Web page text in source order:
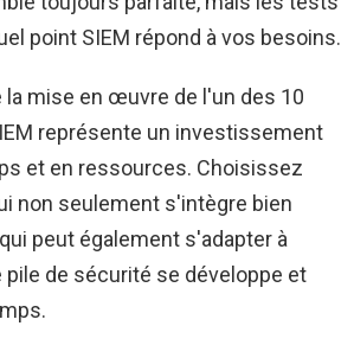
point SIEM répond à vos besoins.
la mise en œuvre de l'un des 10
représente un investissement
et en ressources. Choisissez
non seulement s'intègre bien
peut également s'adapter à
de sécurité se développe et